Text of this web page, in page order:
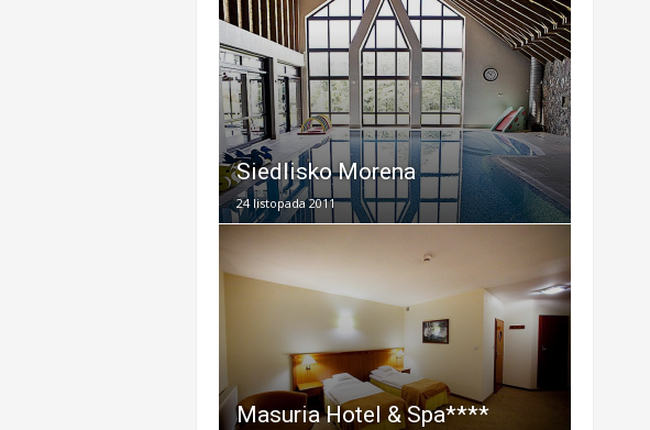
Siedlisko Morena
24 listopada 2011
Masuria Hotel & Spa****